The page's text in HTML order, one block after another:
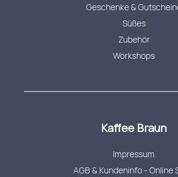
Geschenke &
Süßes
Zubehör
Workshops
Kaffee Braun
Impressum
AGB & Kundeninfo - Online